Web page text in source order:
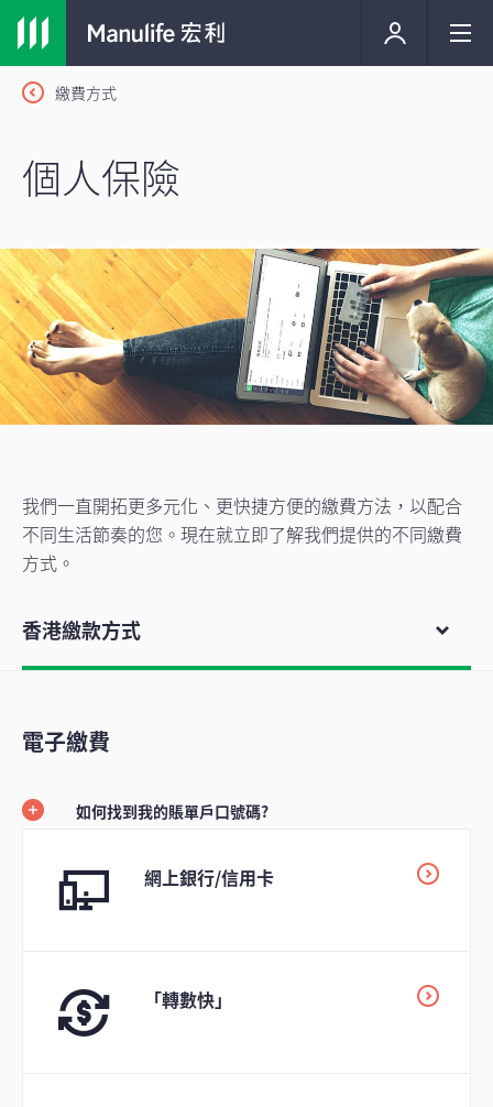
繳費方式
個人保險
我們一直開拓更多元化、更快捷方便的繳費方法，以配合
不同生活節奏的您。現在就立即了解我們提供的不同繳費
方式。
香港繳款方式
電子繳費
如何找到我的賬單戶口號碼?
網上銀行/信用卡
「轉數快」